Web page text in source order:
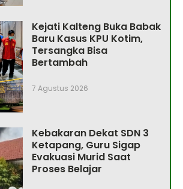
Kejati Kalteng Buka Babak
Baru Kasus KPU Kotim,
Tersangka Bisa
Bertambah
7 Agustus 2026
Kebakaran Dekat SDN 3
Ketapang, Guru Sigap
Evakuasi Murid Saat
Proses Belajar